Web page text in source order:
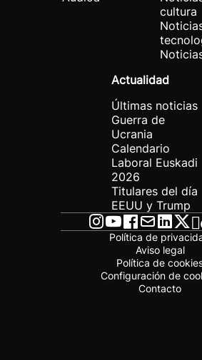
cultura
Actualidad
Últimas noticias
Guerra de
Ucrania
Calendario
Laboral Euskadi
2026
Titulares del día
EEUU y Trump
Política de
Aviso legal
Política de
Configuración de
Contacto